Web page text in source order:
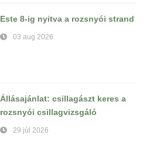
Este 8-ig nyitva a rozsnyói strand
03 aug 2026
Állásajánlat: csillagászt keres a
rozsnyói csillagvizsgáló
29 júl 2026